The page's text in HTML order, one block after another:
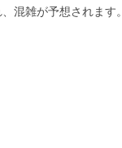
混雑が予想されます。